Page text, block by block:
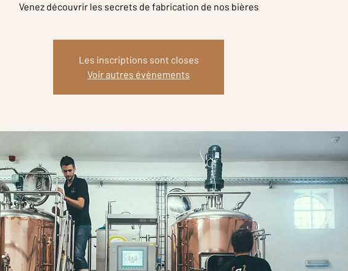
Venez découvrir les secrets de fabrication de nos bières
Les inscriptions sont closes
Voir autres événements